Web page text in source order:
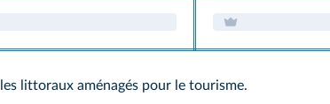
littoraux aménagés pour le tourisme.